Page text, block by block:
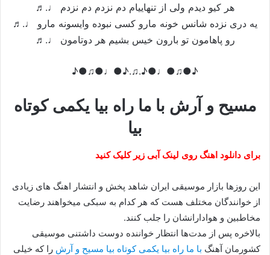
هر کیو دیدم ولی از تنهاییام دم نزدم دم نزدم ♩.♬
یه دری نزده شانس خونه مارو کسی نبوده وایسونه مارو ♩.♬
رو پاهامون تو بارون خیس بشیم هر دوتامون ♩.♬
♪●♫●♩●♪.♫.♪●♩●♫●♪
مسیح و آرش با ما راه بیا یکمی کوتاه
بیا
برای دانلود اهنگ روی لینک آبی زیر کلیک کنید
این روزها بازار موسیقی ایران شاهد پخش و انتشار اهنگ های زیادی
از خوانندگان مختلف هست که هر کدام به سبکی میخواهند رضایت
مخاطبین و هوادارانشان را جلب کنند.
بالاخره پس از مدت‌ها انتظار خواننده دوست داشتنی موسیقی
کشورمان آهنگ با ما راه بیا یکمی کوتاه بیا مسیح و آرش را که خیلی